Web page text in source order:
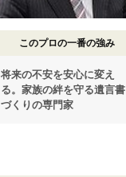
このプロの一番の強み
将来の不安を安心に変え
る。家族の絆を守る遺言書
づくりの専門家